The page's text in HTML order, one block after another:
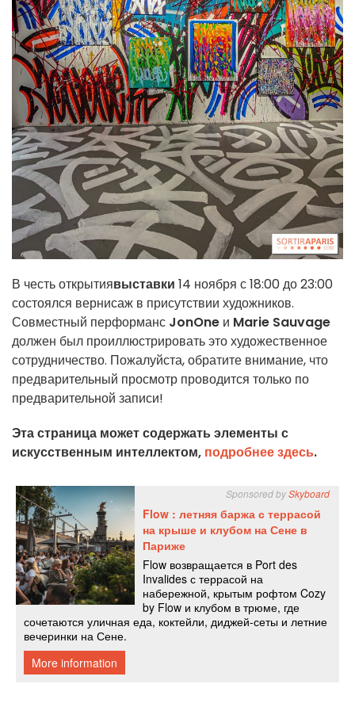
В честь открытиявыставки 14 ноября с 18:00 до 23:00
состоялся вернисаж в присутствии художников.
Совместный перформанс JonOne и Marie Sauvage
должен был проиллюстрировать это художественное
сотрудничество. Пожалуйста, обратите внимание, что
предварительный просмотр проводится только по
предварительной записи!
Эта страница может содержать элементы с
искусственным интеллектом, подробнее здесь.